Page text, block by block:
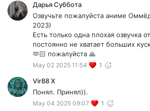
Дарья Суббота
Озвучьте пожалуйста аниме
2023)
Есть только одна плохая озвучка
постоянно не хватает больших
🫶🏻 пожалуйста 🙏
May 02 2025 11:54 1
Vir88 X
Понял. Принял)).
May 04 2025 09:07 1